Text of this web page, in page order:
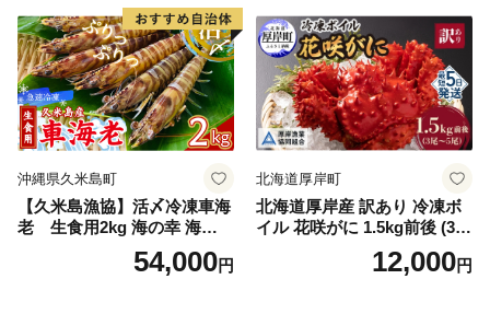
イル済み 冷凍 カニ 蟹 かに
カニ味噌 甲羅 お得 格安 小ぶ
り 解凍 カニ鍋 甲羅焼き 海鮮
返礼品 特産品 新鮮 濃厚 旨み
簡単調理 家庭用 ギフト グル
メ
沖縄県久米島町
【久米島漁協】活〆冷凍車海
老 生食用2kg 海の幸 海鮮
車えび クルマエビ 高級食材
生食 刺身 鮮度抜群 プリプリ
54,000円
北海道厚岸町
北海道厚岸産 訳あり 冷凍ボ
イル 花咲がに 1.5kg前後 (3尾
～5尾入) 蟹 花咲ガニ 魚介類
魚介 [№5863-1090]12,000円